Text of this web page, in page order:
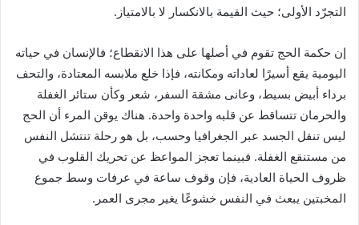
التجرّد الأولى؛ حيث القيمة بالانكسار لا بالامتياز.
إن حكمة الحج تقوم في أصلها على هذا الانقطاع؛ فالإنسان في حياته
اليومية يقع أسيرًا لعاداته ومكانته، فإذا خلع ملابسه المعتادة، والتحف
برداء أبيض بسيط، وعانى مشقة السفر، شعر وكأن ستائر الغفلة
والحرمان تتساقط عن قلبه واحدة واحدة. هناك يوقن المرء أن الحج
ليس تنقل الجسد عبر الجغرافيا وحسب، بل هو رحلة تنتشل النفس
من مستنقع الغفلة. فبينما تعجز المواعظ عن تحريك القلوب في
ظروف الحياة العادية، فإن وقوف ساعة في عرفات وسط جموع
المخبتين يبعث في النفس خشوعًا يغير مجرى العمر.